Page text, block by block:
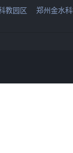
教园区 郑州金水